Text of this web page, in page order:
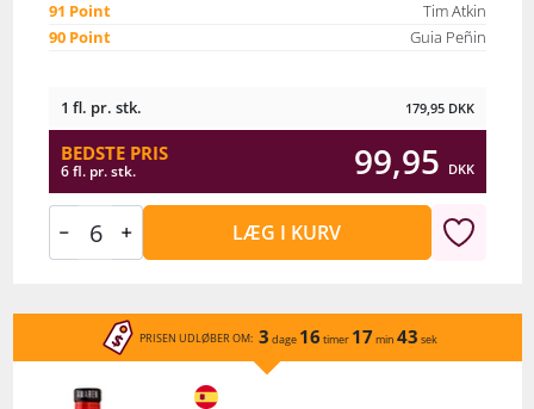
91 Point
Tim Atkin
90 Point
Guia Peñin
1 fl. pr. stk. 179,95 DKK
BEDSTE PRIS
6 fl. pr. stk. 99,95 DKK
LÆG I KURV
PRISEN UDLØBER OM: 3 dage 16 timer 17 min 43 sek